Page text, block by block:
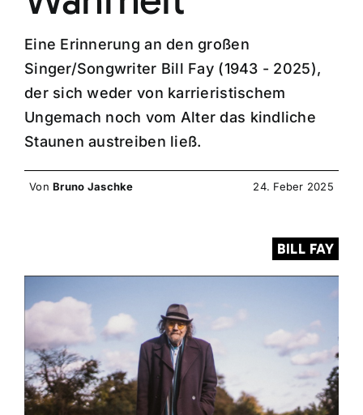
Eine Erinnerung an den großen
Singer/Songwriter Bill Fay (1943 - 2025),
der sich weder von karrieristischem
Ungemach noch vom Alter das kindliche
Staunen austreiben ließ.
VonBruno Jaschke 24. Feber 2025
BILL FAY